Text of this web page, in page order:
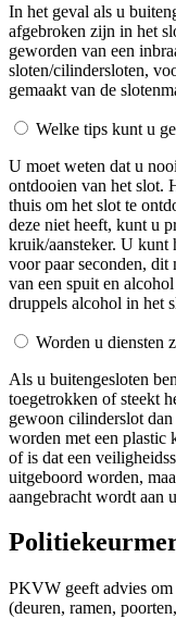
In het geval als u
afgebroken zijn in het
geworden van een
sloten/cilindersloten,
gemaakt van de
Welke tips kunt u
U moet weten dat u
ontdooien van het slot.
thuis om het slot te
deze niet heeft, kunt u
kruik/aansteker. U kunt
voor paar seconden, dit
van een spuit en
druppels alcohol in het
Worden u diensten
Als u buitengesloten
toegetrokken of steekt
gewoon cilinderslot
worden met een plastic
of is dat een
uitgeboord worden,
aangebracht wordt aan
PKVW geeft advies
(deuren, ramen,